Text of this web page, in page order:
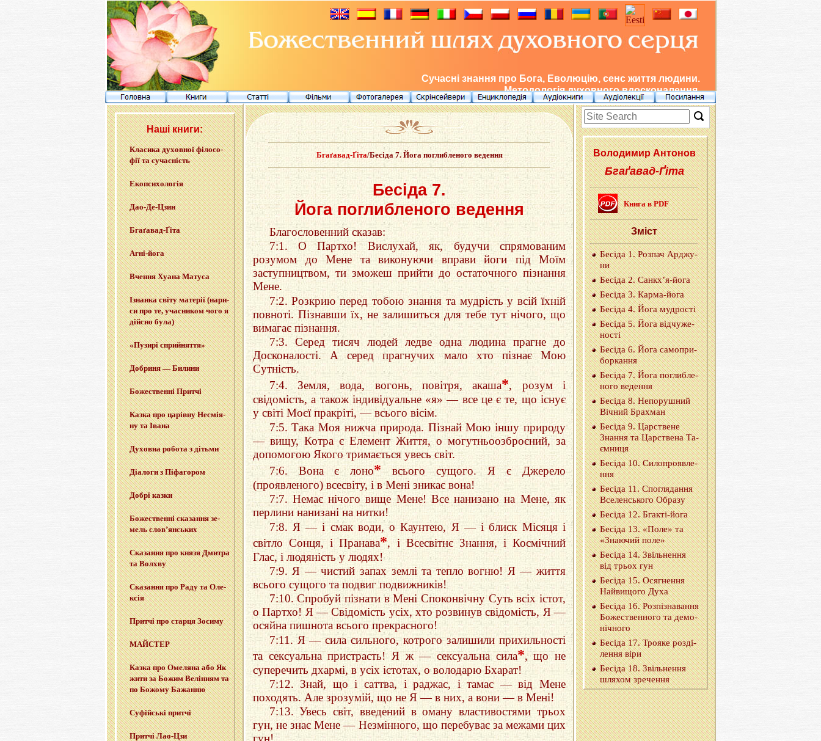
Сучасні знання про Бога, Еволюцію, сенс життя людини.
Методологія духовного вдосконалення.
Бгаґавад-Ґіта/Бесіда 7. Йога поглибленого ведення
Бесіда 7.
Йога поглибленого ведення
Благословенний сказав:
7:1. О Партхо! Вислухай, як, будучи спрямованим
розумом до Мене та виконуючи вправи йоги під Моїм
заступництвом, ти зможеш прийти до остаточного пізнання
Мене.
7:2. Розкрию перед тобою знання та мудрість у всій їхній
повноті. Пізнавши їх, не залишиться для тебе тут нічого, що
вимагає пізнання.
7:3. Серед тисяч людей ледве одна людина прагне до
Досконалості. А серед прагнучих мало хто пізнає Мою
Сутність.
7:4. Земля, вода, вогонь, повітря, акаша*, розум і
свідомість, а також індивідуальне «я» — все це є те, що існує
у світі Моєї пракріті, — всього вісім.
7:5. Така Моя нижча природа. Пізнай Мою іншу природу
— вищу, Котра є Елемент Життя, о могутньоозброєний, за
допомогою Якого тримається увесь світ.
7:6. Вона є лоно* всього сущого. Я є Джерело
(проявленого) всесвіту, і в Мені зникає вона!
7:7. Немає нічого вище Мене! Все нанизано на Мене, як
перлини нанизані на нитки!
7:8. Я — і смак води, о Каунтею, Я — і блиск Місяця і
світло Сонця, і Пранава*, і Всесвітнє Знання, і Космічний
Глас, і людяність у людях!
7:9. Я — чистий запах землі та тепло вогню! Я — життя
всього сущого та подвиг подвижників!
7:10. Спробуй пізнати в Мені Споконвічну Суть всіх істот,
о Партхо! Я — Свідомість усіх, хто розвинув свідомість, Я —
осяйна пишнота всього прекрасного!
7:11. Я — сила сильного, котрого залишили прихильності
та сексуальна пристрасть! Я ж — сексуальна сила*, що не
суперечить дхармі, в усіх істотах, о володарю Бхарат!
7:12. Знай, що і саттва, і раджас, і тамас — від Мене
походять. Але зрозумій, що не Я — в них, а вони — в Мені!
7:13. Увесь світ, введений в оману властивостями трьох
гун, не знає Мене — Незмінного, що перебуває за межами цих
гун!
Во­ло­ди­мир Ан­то­нов
Бгаґавад-Ґіта
Книга в PDF
Зміст
Бе­сі­да 1. Роз­пач Ар­джу­
ни
Бе­сі­да 2. Сан­кх’я-йо­га
Бе­сі­да 3. Кар­ма-йо­га
Бе­сі­да 4. Йога му­дро­сті
Бе­сі­да 5. Йога від­чу­же­
но­сті
Бе­сі­да 6. Йога са­мо­при­
бор­ка­н­ня
Бе­сі­да 7. Йога по­гли­бле­
но­го ве­де­н­ня
Бе­сі­да 8. Не­по­ру­шний
Ві­чний Бра­хман
Бе­сі­да 9. Цар­стве­не
Зна­н­ня тa Цар­стве­на Та­
єм­ни­ця
Бе­сі­да 10. Си­ло­про­яв­ле­
н­ня
Бе­сі­да 11. Спо­гля­да­н­ня
Все­лен­сько­го Обра­зу
Бе­сі­да 12. Бга­кті-йо­га
Бе­сі­да 13. «Поле» та
«Зна­ю­чий поле»
Бе­сі­да 14. Звіль­не­н­ня
від трьох гун
Бе­сі­да 15. Ося­гне­н­ня
Най­ви­що­го Духа
Бе­сі­да 16. Роз­пі­зна­ва­н­ня
Бо­же­ствен­но­го та де­мо­
ні­чно­го
Бе­сі­да 17. Тро­я­ке роз­ді­
ле­н­ня віри
Бе­сі­да 18. Звіль­не­н­ня
шля­хом зре­че­н­ня
Наші книги:
Кла­си­ка ду­хов­ної фі­ло­со­
фії та су­ча­сність
Еко­пси­хо­ло­гія
Дао-Де-Цзин
Бга­ґа­вад-Ґі­та
Агні-йо­га
Вче­н­ня Хуана Ма­ту­са
Ізнан­ка світу ма­те­рії (на­ри­
си про те, уча­сни­ком чого я
дій­сно була)
«Пу­зи­рі сприйня­т­тя»
До­бри­ня — Би­ли­ни
Бо­же­ствен­ні При­тчі
Казка про ца­рів­ну Не­смі­я­
ну та Івана
Ду­хов­на ро­бо­та з ді­тьми
Діа­ло­ги з Пі­фа­го­ром
Добрі казки
Бо­же­ствен­ні ска­за­н­ня зе­
мель слов’­ян­ських
Ска­за­н­ня про князя Дми­тра
та Вол­хву
Ска­за­н­ня про Раду та Оле­
ксія
При­тчі про стар­ця Зо­си­му
МАЙ­СТЕР
Казка про Оме­ля­на або Як
жити за Божим Ве­лі­н­ням та
по Бо­жо­му Ба­жан­ню
Су­фій­ські при­тчі
При­тчі Лао-Цзи